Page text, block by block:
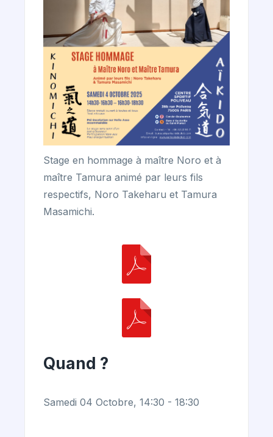
Stage en hommage à maître Noro et à
maître Tamura animé par leurs fils
respectifs, Noro Takeharu et Tamura
Masamichi.
Quand ?
Samedi 04 Octobre, 14:30 - 18:30